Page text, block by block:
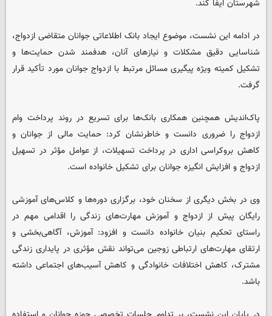
شهرستان ایفا کند.
در ادامه این نشست، موضوع ایجاد بانک اطلاعاتی جوانان متقاضی ازدواج،
شناسایی دقیق مشکلات و نیازهای آنان، هدفمند شدن حمایت‌ها و
تشکیل کمیته ویژه پیگیری مسائل مرتبط با ازدواج جوانان مورد تأکید قرار
گرفت.
پاک‌اندیش همچنین همکاری بانک‌ها برای تسریع در روند پرداخت وام
ازدواج را ضروری دانست و خاطرنشان کرد: حمایت مالی از جوانان و
کاهش بروکراسی اداری در پرداخت تسهیلات، از عوامل مؤثر در تسهیل
ازدواج و افزایش انگیزه جوانان برای تشکیل خانواده است.
وی در بخش دیگری از سخنان خود، برگزاری دوره‌ها و کلاس‌های آموزشی
رایگان پیش از ازدواج و آموزش مهارت‌های زندگی را اقدامی مهم در
راستای تحکیم بنیان خانواده دانست و افزود: آموزش، آگاهی‌بخشی و
ارتقای مهارت‌های ارتباطی زوجین می‌تواند نقش مؤثری در پایداری زندگی
مشترک، کاهش اختلافات خانوادگی و کاهش آسیب‌های اجتماعی داشته
باشد.